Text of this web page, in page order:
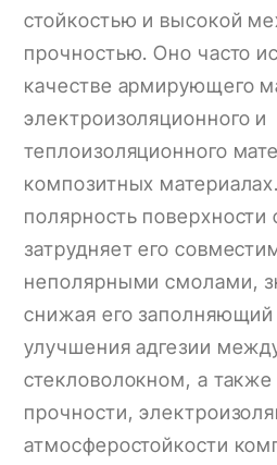
стойкостью и высокой
прочностью. Оно часто
качестве армирующего
электроизоляционного и
теплоизоляционного
композитных
полярность поверхности
затрудняет его
неполярными смолами,
снижая его
улучшения адгезии
стекловолокном, а
прочности,
атмосферостойкости